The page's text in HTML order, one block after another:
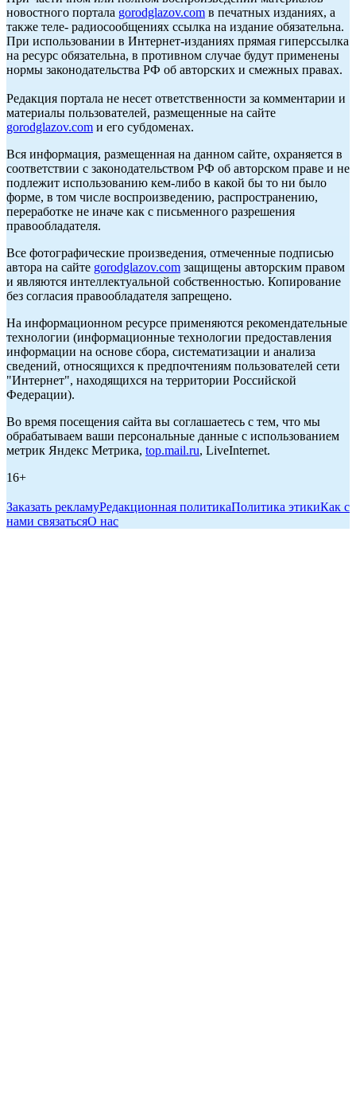
новостного портала gorodglazov.com в печатных изданиях, а
также теле- радиосообщениях ссылка на издание обязательна.
При использовании в Интернет-изданиях прямая гиперссылка
на ресурс обязательна, в противном случае будут применены
нормы законодательства РФ об авторских и смежных правах.
Редакция портала не несет ответственности за комментарии и
материалы пользователей, размещенные на сайте
gorodglazov.com и его субдоменах.
Вся информация, размещенная на данном сайте, охраняется в
соответствии с законодательством РФ об авторском праве и не
подлежит использованию кем-либо в какой бы то ни было
форме, в том числе воспроизведению, распространению,
переработке не иначе как с письменного разрешения
правообладателя.
Все фотографические произведения, отмеченные подписью
автора на сайте gorodglazov.com защищены авторским правом
и являются интеллектуальной собственностью. Копирование
без согласия правообладателя запрещено.
На информационном ресурсе применяются рекомендательные
технологии (информационные технологии предоставления
информации на основе сбора, систематизации и анализа
сведений, относящихся к предпочтениям пользователей сети
"Интернет", находящихся на территории Российской
Федерации).
Во время посещения сайта вы соглашаетесь с тем, что мы
обрабатываем ваши персональные данные с использованием
метрик Яндекс Метрика, top.mail.ru, LiveInternet.
16+
Заказать рекламуРедакционная политикаПолитика этикиКак с
нами связатьсяО нас